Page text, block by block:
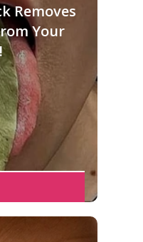
Removes
Your